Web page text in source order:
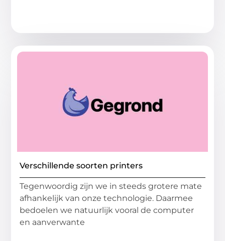
Verschillende soorten printers
Tegenwoordig zijn we in steeds grotere mate
afhankelijk van onze technologie. Daarmee
bedoelen we natuurlijk vooral de computer
en aanverwante